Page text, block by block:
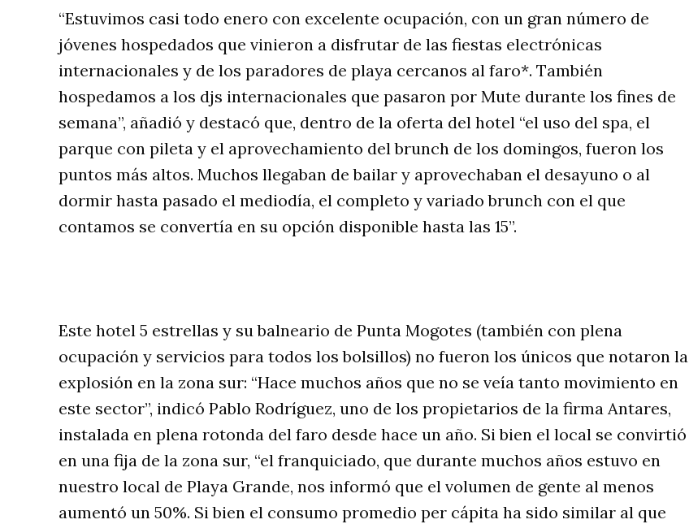
“Estuvimos casi todo enero con excelente ocupación, con un gran número de
jóvenes hospedados que vinieron a disfrutar de las fiestas electrónicas
internacionales y de los paradores de playa cercanos al faro*. También
hospedamos a los djs internacionales que pasaron por Mute durante los fines de
semana”, añadió y destacó que, dentro de la oferta del hotel “el uso del spa, el
parque con pileta y el aprovechamiento del brunch de los domingos, fueron los
puntos más altos. Muchos llegaban de bailar y aprovechaban el desayuno o al
dormir hasta pasado el mediodía, el completo y variado brunch con el que
contamos se convertía en su opción disponible hasta las 15”.
Este hotel 5 estrellas y su balneario de Punta Mogotes (también con plena
ocupación y servicios para todos los bolsillos) no fueron los únicos que notaron la
explosión en la zona sur: “Hace muchos años que no se veía tanto movimiento en
este sector”, indicó Pablo Rodríguez, uno de los propietarios de la firma Antares,
instalada en plena rotonda del faro desde hace un año. Si bien el local se convirtió
en una fija de la zona sur, “el franquiciado, que durante muchos años estuvo en
nuestro local de Playa Grande, nos informó que el volumen de gente al menos
aumentó un 50%. Si bien el consumo promedio per cápita ha sido similar al que